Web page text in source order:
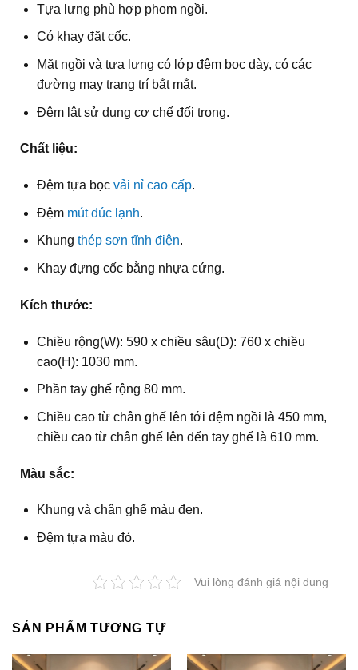
Tựa lưng phù hợp phom ngồi.
Có khay đặt cốc.
Mặt ngồi và tựa lưng có lớp đệm bọc dày, có các
đường may trang trí bắt mắt.
Đệm lật sử dụng cơ chế đối trọng.
Chất liệu:
Đệm tựa bọc vải nỉ cao cấp.
Đệm mút đúc lạnh.
Khung thép sơn tĩnh điện.
Khay đựng cốc bằng nhựa cứng.
Kích thước:
Chiều rộng(W): 590 x chiều sâu(D): 760 x chiều
cao(H): 1030 mm.
Phần tay ghế rộng 80 mm.
Chiều cao từ chân ghế lên tới đệm ngồi là 450 mm,
chiều cao từ chân ghế lên đến tay ghế là 610 mm.
Màu sắc:
Khung và chân ghế màu đen.
Đệm tựa màu đỏ.
Vui lòng đánh giá nội dung
SẢN PHẨM TƯƠNG TỰ